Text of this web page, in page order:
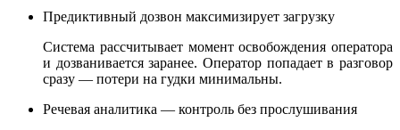
Предиктивный дозвон максимизирует загрузку
Система рассчитывает момент освобождения оператора
и дозванивается заранее. Оператор попадает в разговор
сразу — потери на гудки минимальны.
Речевая аналитика — контроль без прослушивания